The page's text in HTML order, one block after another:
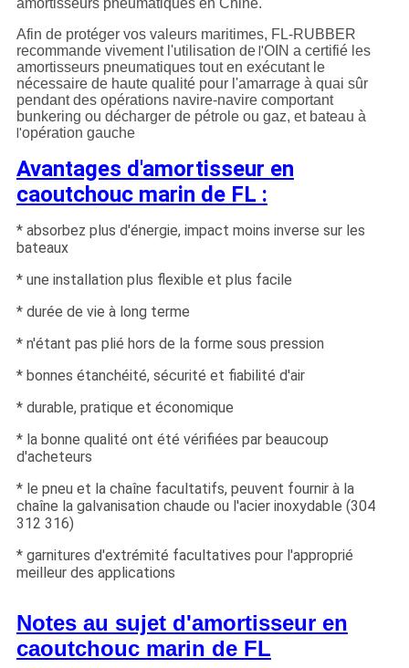
amortisseurs pneumatiques en Chine.
Afin de protéger vos valeurs maritimes, FL-RUBBER
recommande vivement l'utilisation del'OIN a certifié les
amortisseurs pneumatiques tout en exécutant le
nécessaire de haute qualité pour l'amarrage à quai sûr
pendant des opérations navire-navire comportant
bunkering ou décharger de pétrole ou gaz, et bateau à
l'opération gauche
Avantages d'amortisseur en
caoutchouc marin de FL :
* absorbez plus d'énergie, impact moins inverse sur les
bateaux
* une installation plus flexible et plus facile
* durée de vie à long terme
* n'étant pas plié hors de la forme sous pression
* bonnes étanchéité, sécurité et fiabilité d'air
* durable, pratique et économique
* la bonne qualité ont été vérifiées par beaucoup
d'acheteurs
* le pneu et la chaîne facultatifs, peuvent fournir à la
chaîne la galvanisation chaude ou l'acier inoxydable (304
312 316)
* garnitures d'extrémité facultatives pour l'approprié
meilleur des applications
Notes au sujet d'amortisseur en
caoutchouc marin de FL